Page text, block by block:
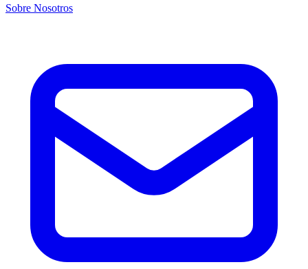
Sobre Nosotros